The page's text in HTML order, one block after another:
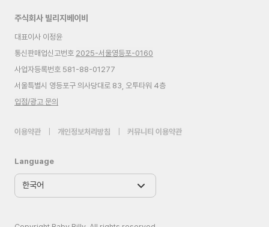
주식회사 빌리지베이비
대표이사 이정윤
통신판매업신고번호 2025-서울영등포-0160
사업자등록번호 581-88-01277
서울특별시 영등포구 의사당대로 83, 오투타워 4층
입점/광고 문의
이용약관 개인정보처리방침 커뮤니티 이용약관
Language